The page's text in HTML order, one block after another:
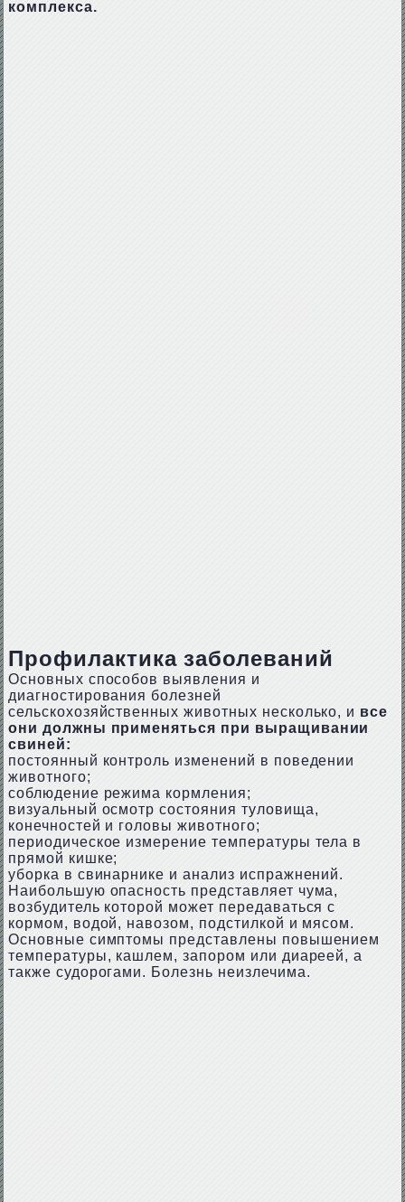
комплекса.
Профилактика заболеваний
Основных способов выявления и
диагностирования болезней
сельскохозяйственных животных несколько, и все
они должны применяться при выращивании
свиней:
постоянный контроль изменений в поведении
животного;
соблюдение режима кормления;
визуальный осмотр состояния туловища,
конечностей и головы животного;
периодическое измерение температуры тела в
прямой кишке;
уборка в свинарнике и анализ испражнений.
Наибольшую опасность представляет чума,
возбудитель которой может передаваться с
кормом, водой, навозом, подстилкой и мясом.
Основные симптомы представлены повышением
температуры, кашлем, запором или диареей, а
также судорогами. Болезнь неизлечима.